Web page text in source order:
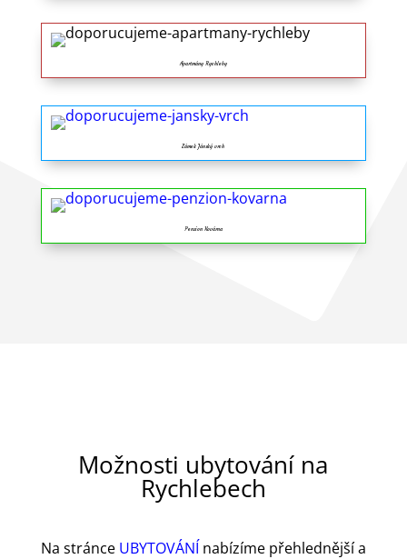
Apartmány Rychleby
Zámek Jánský vrch
Penzion Kovárna
Možnosti ubytování na
Rychlebech
Na stránce UBYTOVÁNÍnabízíme přehlednější a